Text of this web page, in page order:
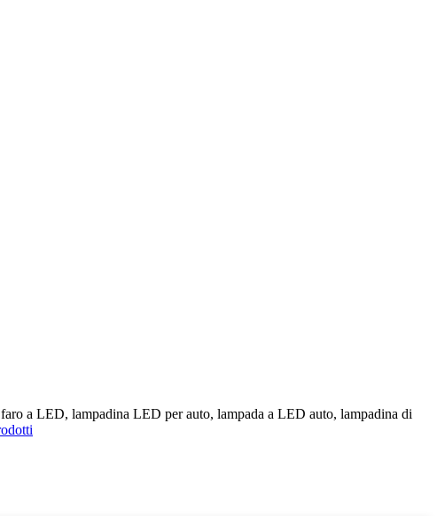
a LED, lampadina LED per auto, lampada a LED auto, lampadina di